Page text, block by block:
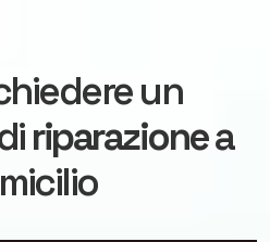
un
riparazionea